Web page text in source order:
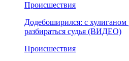
Происшествия
Додебоширился: с
разбираться судья (ВИДЕО)
Происшествия